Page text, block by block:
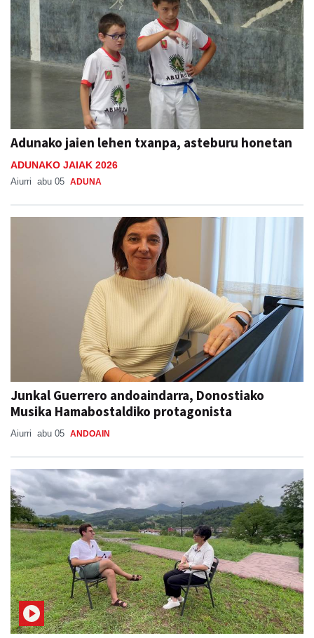
Adunako jaien lehen txanpa, asteburu honetan
ADUNAKO JAIAK 2026
Aiurri abu 05 ADUNA
Junkal Guerrero andoaindarra, Donostiako
Musika Hamabostaldiko protagonista
Aiurri abu 05 ANDOAIN